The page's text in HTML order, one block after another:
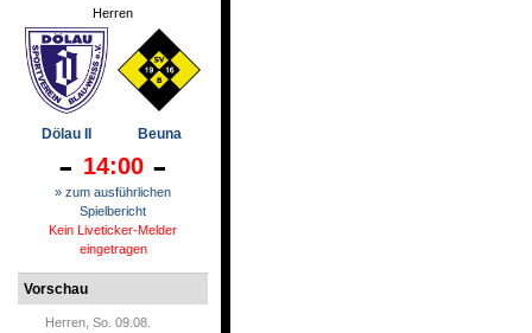
Herren
Dölau II Beuna
- 14:00 -
» zum ausführlichen
Spielbericht
Kein Liveticker-Melder
eingetragen
Vorschau
Herren, So. 09.08.